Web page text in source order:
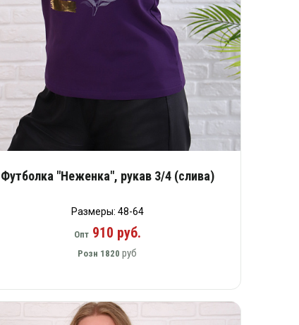
Футболка "Неженка", рукав 3/4 (слива)
Размеры: 48-64
Опт910 руб.
Розн 1820 руб